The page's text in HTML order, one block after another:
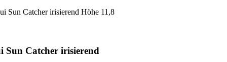
Sun Catcher irisierend Höhe 11,8
Sun Catcher irisierend